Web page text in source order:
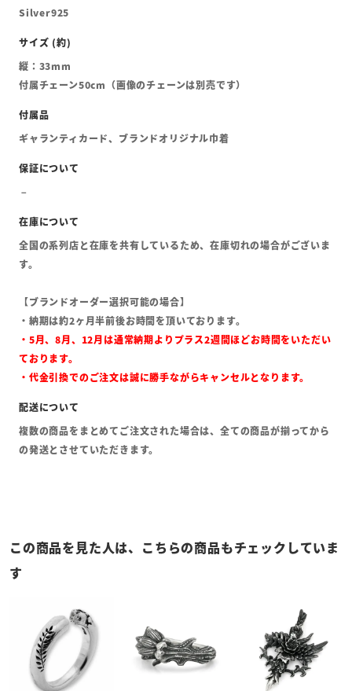
Silver925
縦：33mm
付属チェーン50cm（画像のチェーンは別売です）
ギャランティカード、ブランドオリジナル巾着
全国の系列店と在庫を共有しているため、在庫切れの場合がございま
す。
【ブランドオーダー選択可能の場合】
・納期は約2ヶ月半前後お時間を頂いております。
・5月、8月、12月は通常納期よりプラス2週間ほどお時間をいただい
ております。
・代金引換でのご注文は誠に勝手ながらキャンセルとなります。
複数の商品をまとめてご注文された場合は、全ての商品が揃ってから
の発送とさせていただきます。
この商品を見た人は、こちらの商品もチェックしていま
す